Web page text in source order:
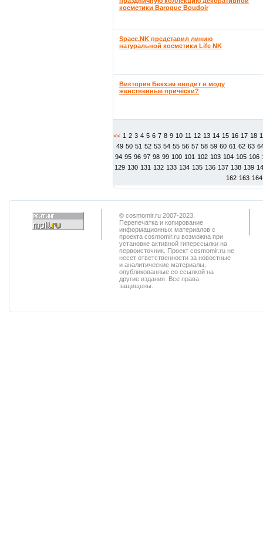
косметики Baroque Boudoir
Space.NK представил линию
натуральной косметики Life NK
Виктория Бекхэм вводит в моду
женственные причёски?
<< 1 2 3 4 5 6 7 8 9 10 11 12 13 14 15 16 17 18
49 50 51 52 53 54 55 56 57 58 59 60 61 62 63
94 95 96 97 98 99 100 101 102 103 104 105 106
129 130 131 132 133 134 135 136 137 138 139
162 163 164
© cosmomir.ru 2007-2023.
Перепечатка и копирование
информационных материалов с
проекта cosmomir.ru возможна при
установке активной гиперссылки на
первоисточник. Проект cosmomir.ru не
несет ответственности за новостные
и аналитические материалы,
опубликованные со ссылкой на
другие издания. Все права
защищены.